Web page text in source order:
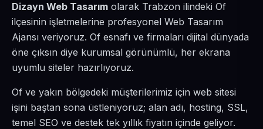
Dizayn Web Tasarım olarak Trabzon ilindeki Of
ilçesinin işletmelerine profesyonel Web Tasarım
Ajansı veriyoruz. Of esnafı ve firmaları dijital dünyada
öne çıksın diye kurumsal görünümlü, her ekrana
uyumlu siteler hazırlıyoruz.
Of ve yakın bölgedeki müşterilerimiz için web sitesi
işini baştan sona üstleniyoruz; alan adı, hosting, SSL,
temel SEO ve destek tek yıllık fiyatın içinde geliyor.